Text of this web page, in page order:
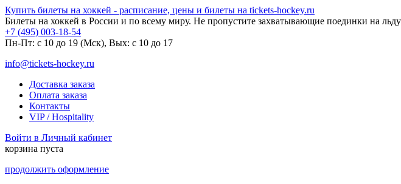
Купить билеты на хоккей - расписание, цены и билеты на tickets-hockey.ru
Билеты на хоккей в России и по всему миру. Не пропустите захватывающие поединки на
+7 (495) 003-18-54
Пн-Пт: c 10 до 19 (Мск), Вых: с 10 до 17
info@tickets-hockey.ru
Доставка заказа
Оплата заказа
Контакты
VIP / Hospitality
Войти в Личный кабинет
корзина пуста
продолжить оформление